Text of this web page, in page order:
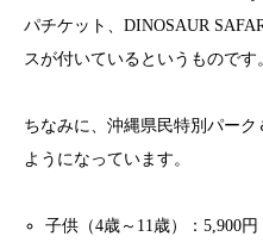
パチケット、DINOSAUR
スが付いているというものです
ちなみに、沖縄県民特別パー
ようになっています。
子供（4歳～11歳）：5,900円